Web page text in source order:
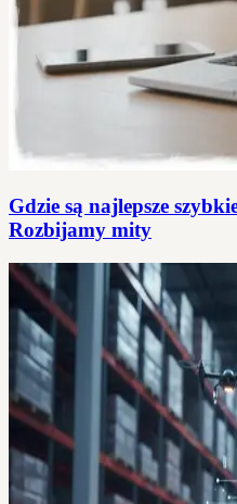
Gdzie są najlepsze
Rozbijamy mity